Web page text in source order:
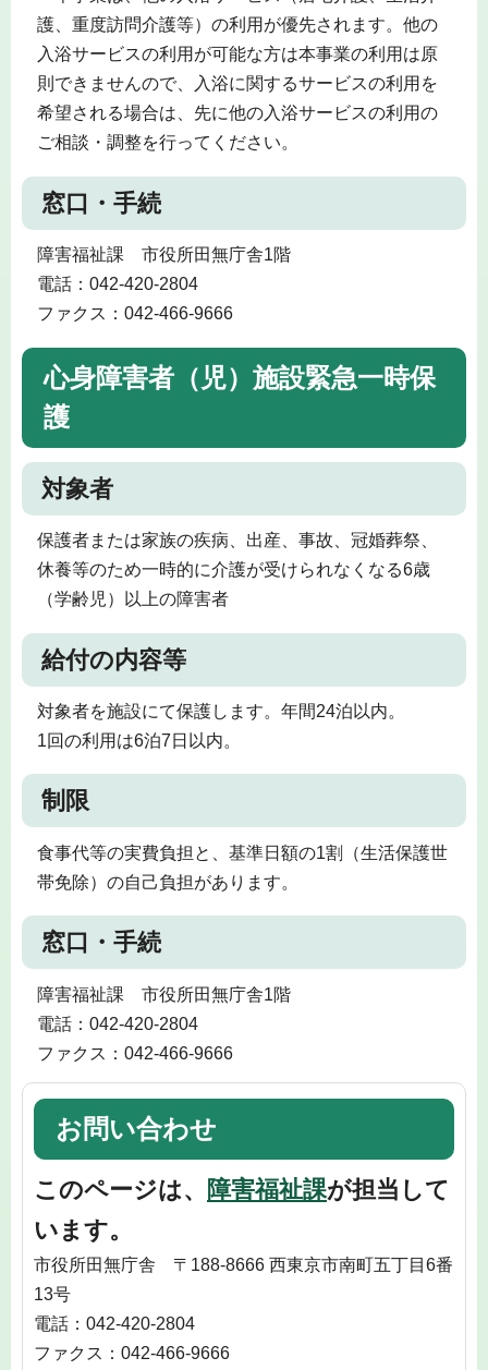
護、重度訪問介護等）の利用が優先されます。他の
入浴サービスの利用が可能な方は本事業の利用は原
則できませんので、入浴に関するサービスの利用を
希望される場合は、先に他の入浴サービスの利用の
ご相談・調整を行ってください。
窓口・手続
障害福祉課 市役所田無庁舎1階
電話：042-420-2804
ファクス：042-466-9666
心身障害者（児）施設緊急一時保
護
対象者
保護者または家族の疾病、出産、事故、冠婚葬祭、
休養等のため一時的に介護が受けられなくなる6歳
（学齢児）以上の障害者
給付の内容等
対象者を施設にて保護します。年間24泊以内。
1回の利用は6泊7日以内。
制限
食事代等の実費負担と、基準日額の1割（生活保護世
帯免除）の自己負担があります。
窓口・手続
障害福祉課 市役所田無庁舎1階
電話：042-420-2804
ファクス：042-466-9666
お問い合わせ
このページは、 障害福祉課が担当して
います。
市役所田無庁舎 〒188-8666 西東京市南町五丁目6番
13号
電話：042-420-2804
ファクス：042-466-9666